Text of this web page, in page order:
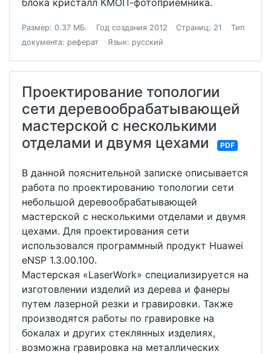
блока кристалл КМОП-фотоприемника.
Размер: 0.37 МБ. Год создания 2012 Страниц: 21
Тип
документа: реферат
Язык: русский
Проектирование топологии
сети деревообрабатывающей
мастерской с несколькими
отделами и двумя цехами
PDF
В данной пояснительной записке описывается
работа по проектированию топологии сети
небольшой деревообрабатывающей
мастерской с несколькими отделами и двумя
цехами. Для проектирования сети
использовался программный продукт Huawei
eNSP 1.3.00.100.
Мастерская «LaserWork» специализируется на
изготовлении изделий из дерева и фанеры
путем лазерной резки и гравировки. Также
производятся работы по гравировке на
бокалах и других стеклянных изделиях,
возможна гравировка на металлических